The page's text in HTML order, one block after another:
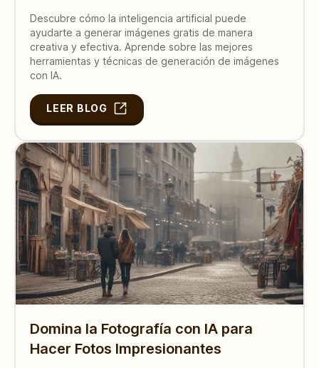
Descubre cómo la inteligencia artificial puede
ayudarte a generar imágenes gratis de manera
creativa y efectiva. Aprende sobre las mejores
herramientas y técnicas de generación de imágenes
con IA.
LEER BLOG
Domina la Fotografía con IA para
Hacer Fotos Impresionantes